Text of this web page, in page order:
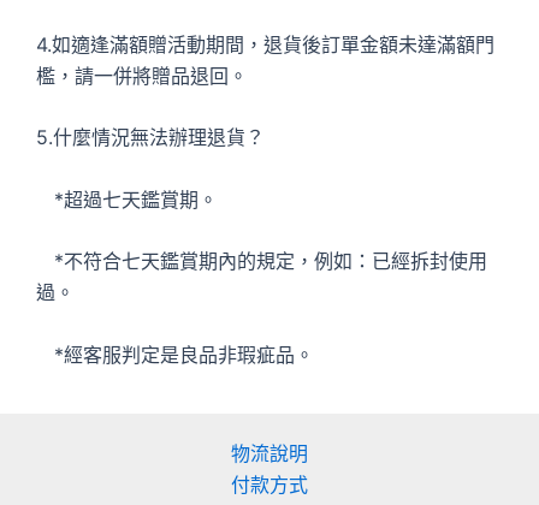
4.如適逢滿額贈活動期間，退貨後訂單金額未達滿額門
檻，請一併將贈品退回。
5.什麼情況無法辦理退貨？
*超過七天鑑賞期。
*不符合七天鑑賞期內的規定，例如：已經拆封使用
過。
*經客服判定是良品非瑕疵品。
物流說明
付款方式